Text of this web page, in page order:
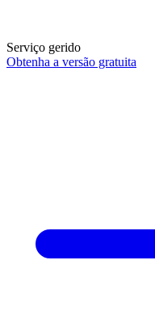
Serviço gerido
Obtenha a versão gratuita